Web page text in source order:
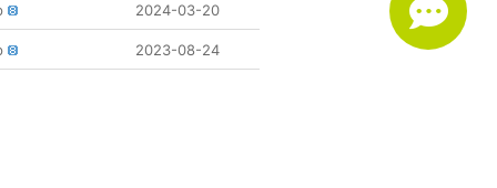
2024-03-20
2023-08-24